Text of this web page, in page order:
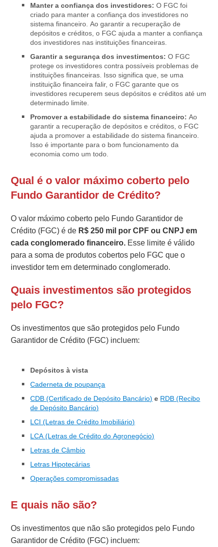
Manter a confiança dos investidores: O FGC foi
criado para manter a confiança dos investidores no
sistema financeiro. Ao garantir a recuperação de
depósitos e créditos, o FGC ajuda a manter a confiança
dos investidores nas instituições financeiras.
Garantir a segurança dos investimentos: O FGC
protege os investidores contra possíveis problemas de
instituições financeiras. Isso significa que, se uma
instituição financeira falir, o FGC garante que os
investidores recuperem seus depósitos e créditos até um
determinado limite.
Promover a estabilidade do sistema financeiro: Ao
garantir a recuperação de depósitos e créditos, o FGC
ajuda a promover a estabilidade do sistema financeiro.
Isso é importante para o bom funcionamento da
economia como um todo.
Qual é o valor máximo coberto pelo
Fundo Garantidor de Crédito?
O valor máximo coberto pelo Fundo Garantidor de
Crédito (FGC) é de R$ 250 mil por CPF ou CNPJ em
cada conglomerado financeiro. Esse limite é válido
para a soma de produtos cobertos pelo FGC que o
investidor tem em determinado conglomerado.
Quais investimentos são protegidos
pelo FGC?
Os investimentos que são protegidos pelo Fundo
Garantidor de Crédito (FGC) incluem:
Depósitos à vista
Caderneta de poupança
CDB (Certificado de Depósito Bancário) e RDB (Recibo
de Depósito Bancário)
LCI (Letras de Crédito Imobiliário)
LCA (Letras de Crédito do Agronegócio)
Letras de Câmbio
Letras Hipotecárias
Operações compromissadas
E quais não são?
Os investimentos que não são protegidos pelo Fundo
Garantidor de Crédito (FGC) incluem: